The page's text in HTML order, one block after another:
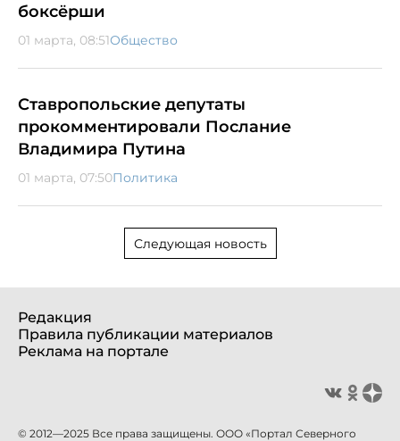
боксёрши
01 марта, 08:51Общество
Ставропольские депутаты
прокомментировали Послание
Владимира Путина
01 марта, 07:50Политика
Следующая новость
Редакция
Правила публикации материалов
Реклама на портале
© 2012—2025 Все права защищены. ООО «Портал Северного